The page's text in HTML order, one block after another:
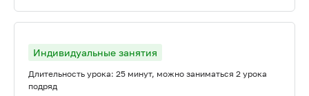
Индивидуальные занятия
Длительность урока: 25 минут, можно заниматься 2 урока
подряд